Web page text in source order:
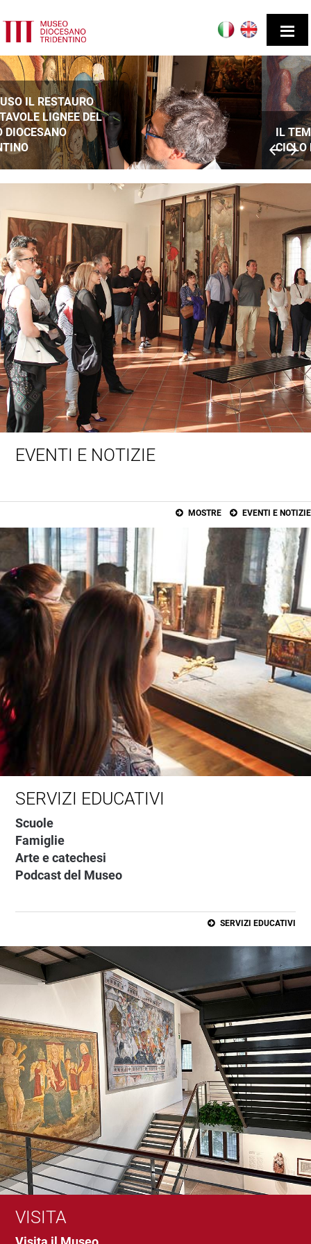
IL TEMPO DI UN DIALOGO –
CICLO DI INCONTRI
EVENTI E NOTIZIE
MOSTRE EVENTI E NOTIZIE
SERVIZI EDUCATIVI
Scuole
Famiglie
Arte e catechesi
Podcast del Museo
SERVIZI EDUCATIVI
VISITA